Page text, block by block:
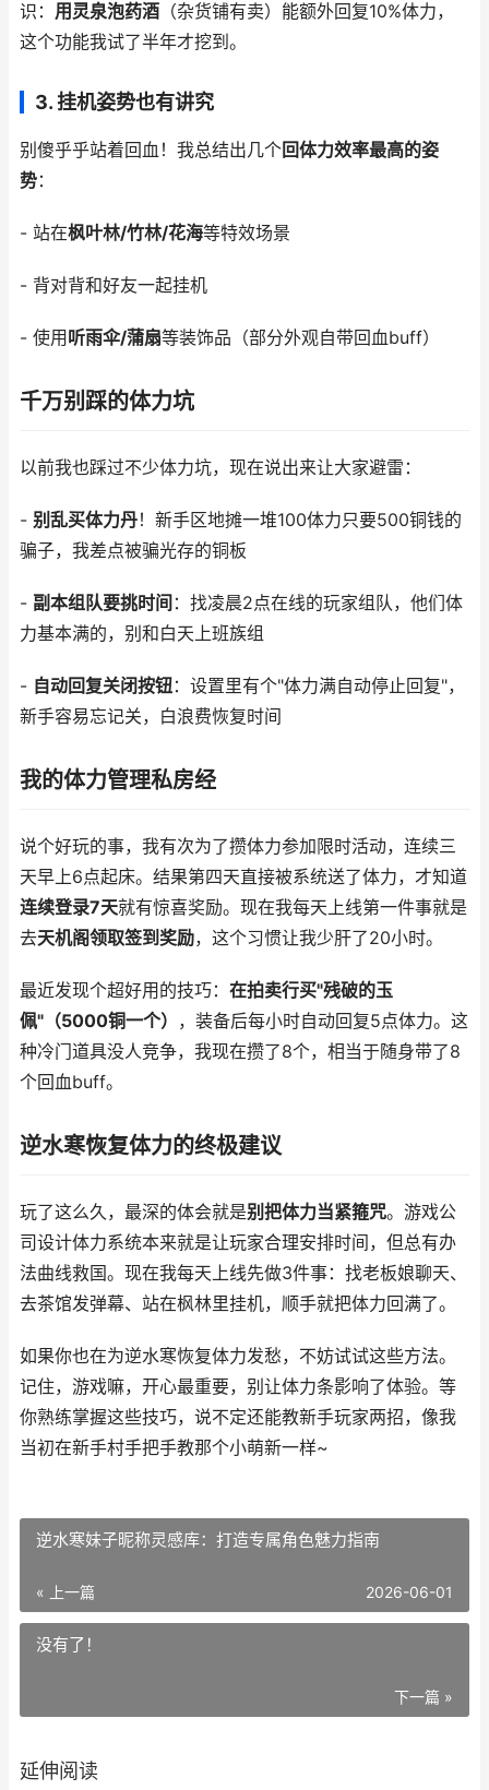
识： 用灵泉泡药酒 （杂货铺有卖）能额外回复10%体力，
这个功能我试了半年才挖到。
3.挂机姿势也有讲究
别傻乎乎站着回血！我总结出几个回体力效率最高的姿
势：
- 站在枫叶林/竹林/花海等特效场景
- 背对背和好友一起挂机
- 使用 听雨伞/蒲扇等装饰品（部分外观自带回血buff）
千万别踩的体力坑
以前我也踩过不少体力坑，现在说出来让大家避雷：
- 别乱买体力丹！新手区地摊一堆100体力只要500铜钱的
骗子，我差点被骗光存的铜板
- 副本组队要挑时间 ：找凌晨2点在线的玩家组队，他们体
力基本满的，别和白天上班族组
- 自动回复关闭按钮：设置里有个"体力满自动停止回复"，
新手容易忘记关，白浪费恢复时间
我的体力管理私房经
说个好玩的事，我有次为了攒体力参加限时活动，连续三
天早上6点起床。结果第四天直接被系统送了体力，才知道
连续登录7天就有惊喜奖励。现在我每天上线第一件事就是
去天机阁领取签到奖励，这个习惯让我少肝了20小时。
最近发现个超好用的技巧： 在拍卖行买"残破的玉
佩"（5000铜一个）
，装备后每小时自动回复5点体力。这
种冷门道具没人竞争，我现在攒了8个，相当于随身带了8
个回血buff。
逆水寒恢复体力的终极建议
玩了这么久，最深的体会就是别把体力当紧箍咒。游戏公
司设计体力系统本来就是让玩家合理安排时间，但总有办
法曲线救国。现在我每天上线先做3件事：找老板娘聊天、
去茶馆发弹幕、站在枫林里挂机，顺手就把体力回满了。
如果你也在为逆水寒恢复体力发愁，不妨试试这些方法。
记住，游戏嘛，开心最重要，别让体力条影响了体验。等
你熟练掌握这些技巧，说不定还能教新手玩家两招，像我
当初在新手村手把手教那个小萌新一样~
逆水寒妹子昵称灵感库：打造专属角色魅力指南
« 上一篇 2026-06-01
没有了！
下一篇 »
延伸阅读